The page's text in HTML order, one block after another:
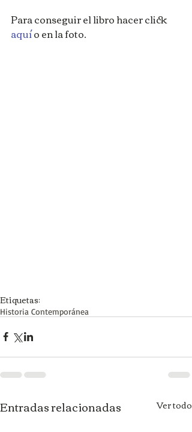
Para conseguir el libro hacer click
aquí o en la foto.
Etiquetas:
Historia Contemporánea
Entradas relacionadas Ver todo